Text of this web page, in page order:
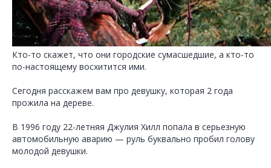
Кто-то скажет, что они городские сумасшедшие, а кто-то
по-настоящему восхитится ими.
Сегодня расскажем вам про девушку, которая 2 года
прожила на дереве.
В 1996 году 22-летняя Джулия Хилл попала в серьезную
автомобильную аварию — руль буквально пробил голову
молодой девушки.